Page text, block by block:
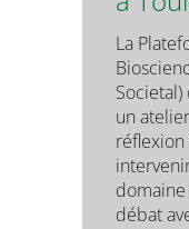
La
un
débat